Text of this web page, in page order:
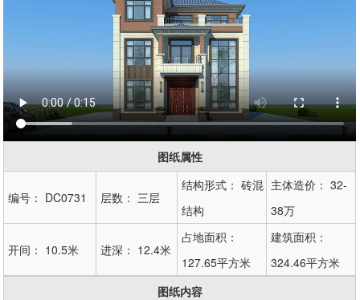
图纸属性
编号： DC0731 层数： 三层
结构形式： 砖混
结构
主体造价： 32-
38万
开间： 10.5米 进深： 12.4米
占地面积：
127.65平方米
建筑面积：
324.46平方米
图纸内容